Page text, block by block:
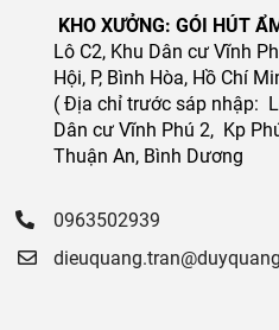
KHO XƯỞNG: GÓI HÚT
Lô C2, Khu Dân cư Vĩnh
Hội, P, Bình Hòa, Hồ Chí
( Địa chỉ trước sáp nhập:
Dân cư Vĩnh Phú 2, Kp
Thuận An, Bình Dương
0963502939